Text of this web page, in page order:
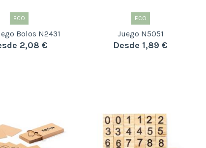
ECO
Bolos N2431
2,08 €
ECO
Juego N5051
Desde 1,89 €